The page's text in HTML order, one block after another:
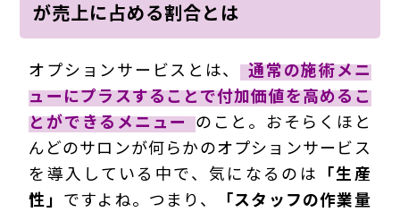
が売上に占める割合とは
オプションサービスとは、 通常の施術メニ
ューにプラスすることで付加価値を高めるこ
とができるメニュー のこと。おそらくほと
んどのサロンが何らかのオプションサービス
を導入している中で、気になるのは 「生産
性」 ですよね。つまり、
「スタッフの作業量